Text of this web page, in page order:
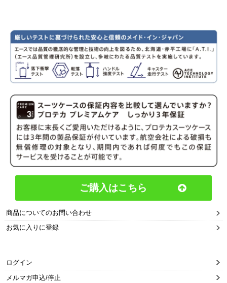
ご購入はこちら
商品についてのお問い合わせ
お気に入りに登録
ログイン
メルマガ申込/停止